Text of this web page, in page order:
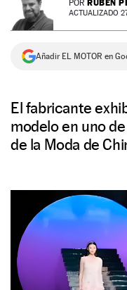
NEWSLETTER
SÍGUENOS
POR RUBÉN
ACTUALIZADO
Añadir EL MOTOR en
El fabricante
modelo en uno
de la Moda de